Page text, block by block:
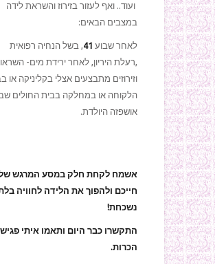
ועוד.. ואף לעזור בזירוז והשראת לידה
במצבים הבאים:
לאחר שבוע 41, בשל הנחיה רפואית
,רעלת היריון, לאחר ירידת מים-
וזירוזים מתבצעים אצלי בקליניקה או
הלקוחה או במחלקה בבית החולים
אושפזה היולדת.
אשמח לקחת חלק במסע המרגש
חייכם ולהפוך את הלידה לחוויה
נשכחת!
התקשרו כבר היום ותאמו איתי
הכרות.